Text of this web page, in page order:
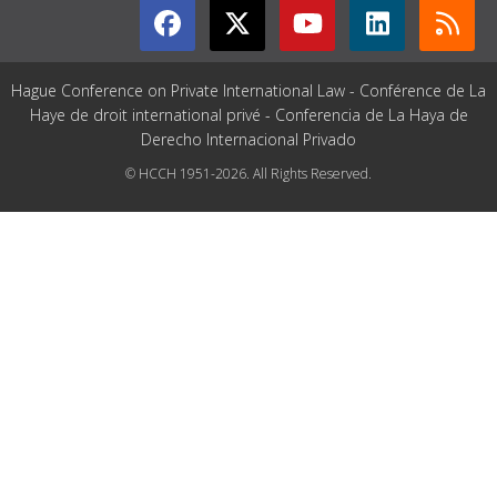
Hague Conference on Private International Law - Conférence de La
Haye de droit international privé - Conferencia de La Haya de
Derecho Internacional Privado
© HCCH 1951-2026. All Rights Reserved.